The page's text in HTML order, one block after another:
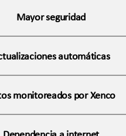
Mayor seguridad
automáticas
monitoreados por Xenco